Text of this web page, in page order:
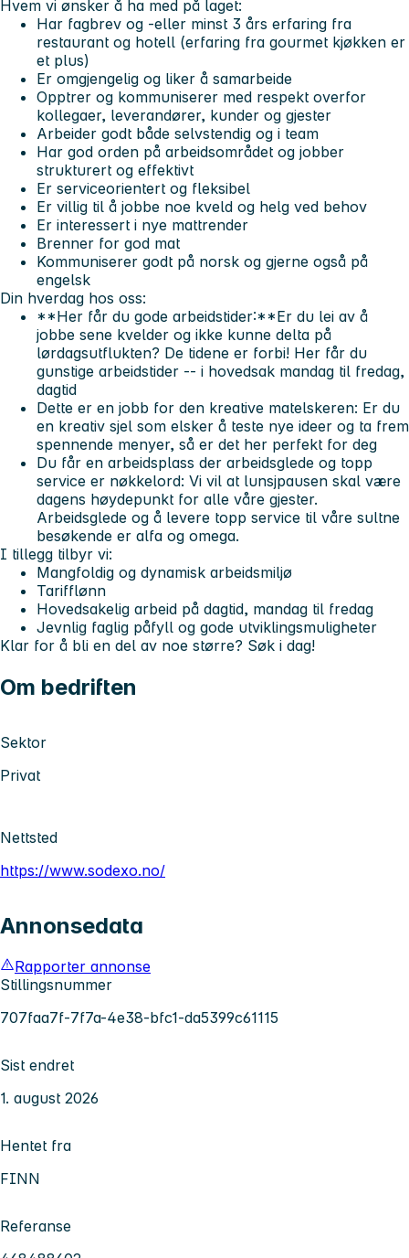
Hvem vi ønsker å ha med på laget:
Har fagbrev og -eller minst 3 års erfaring fra
restaurant og hotell (erfaring fra gourmet kjøkken er
et plus)
Er omgjengelig og liker å samarbeide
Opptrer og kommuniserer med respekt overfor
kollegaer, leverandører, kunder og gjester
Arbeider godt både selvstendig og i team
Har god orden på arbeidsområdet og jobber
strukturert og effektivt
Er serviceorientert og fleksibel
Er villig til å jobbe noe kveld og helg ved behov
Er interessert i nye mattrender
Brenner for god mat
Kommuniserer godt på norsk og gjerne også på
engelsk
Din hverdag hos oss:
**Her får du gode arbeidstider:**Er du lei av å
jobbe sene kvelder og ikke kunne delta på
lørdagsutflukten? De tidene er forbi! Her får du
gunstige arbeidstider -- i hovedsak mandag til fredag,
dagtid
Dette er en jobb for den kreative matelskeren: Er du
en kreativ sjel som elsker å teste nye ideer og ta frem
spennende menyer, så er det her perfekt for deg
Du får en arbeidsplass der arbeidsglede og topp
service er nøkkelord: Vi vil at lunsjpausen skal være
dagens høydepunkt for alle våre gjester.
Arbeidsglede og å levere topp service til våre sultne
besøkende er alfa og omega.
I tillegg tilbyr vi:
Mangfoldig og dynamisk arbeidsmiljø
Tarifflønn
Hovedsakelig arbeid på dagtid, mandag til fredag
Jevnlig faglig påfyll og gode utviklingsmuligheter
Klar for å bli en del av noe større? Søk i dag!
Om bedriften
Sektor
Privat
Nettsted
https://www.sodexo.no/
Annonsedata
Rapporter annonse
Stillingsnummer
707faa7f-7f7a-4e38-bfc1-da5399c61115
Sist endret
1. august 2026
Hentet fra
FINN
Referanse